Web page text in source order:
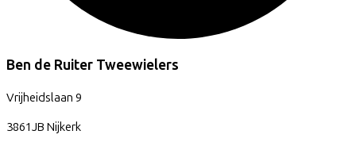
Ben de Ruiter Tweewielers
Vrijheidslaan 9
3861JB Nijkerk